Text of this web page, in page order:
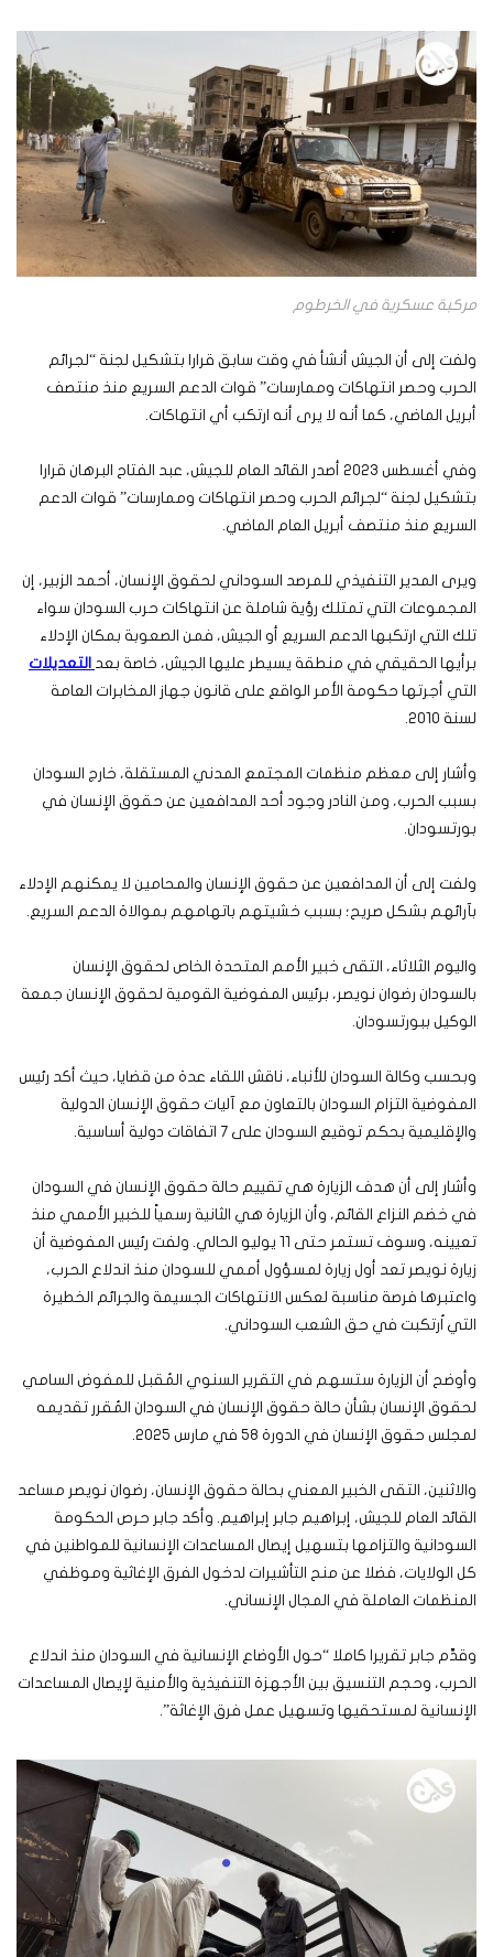
مركبة عسكرية في الخرطوم
ولفت إلى أن الجيش أنشأ في وقت سابق قرارا بتشكيل لجنة “لجرائم
الحرب وحصر انتهاكات وممارسات” قوات الدعم السريع منذ منتصف
أبريل الماضي، كما أنه لا يرى أنه ارتكب أي انتهاكات.
وفي أغسطس 2023 أصدر القائد العام للجيش، عبد الفتاح البرهان قرارا
بتشكيل لجنة “لجرائم الحرب وحصر انتهاكات وممارسات” قوات الدعم
السريع منذ منتصف أبريل العام الماضي.
ويرى المدير التنفيذي للمرصد السوداني لحقوق الإنسان، أحمد الزبير، إن
المجموعات التي تمتلك رؤية شاملة عن انتهاكات حرب السودان سواء
تلك التي ارتكبها الدعم السريع أو الجيش، فمن الصعوبة بمكان الإدلاء
برأيها الحقيقي في منطقة يسيطر عليها الجيش، خاصة بعد التعديلات
التي أجرتها حكومة الأمر الواقع على قانون جهاز المخابرات العامة
لسنة 2010.
وأشار إلى معظم منظمات المجتمع المدني المستقلة، خارج السودان
بسبب الحرب، ومن النادر وجود أحد المدافعين عن حقوق الإنسان في
بورتسودان.
ولفت إلى أن المدافعين عن حقوق الإنسان والمحامين لا يمكنهم الإدلاء
بآرائهم بشكل صريح؛ بسبب خشيتهم باتهامهم بموالاة الدعم السريع.
واليوم الثلاثاء، التقى خبير الأمم المتحدة الخاص لحقوق الإنسان
بالسودان رضوان نويصر، برئيس المفوضية القومية لحقوق الإنسان جمعة
الوكيل ببورتسودان.
وبحسب وكالة السودان للأنباء، ناقش اللقاء عدة من قضايا، حيث أكد رئيس
المفوضية التزام السودان بالتعاون مع آليات حقوق الإنسان الدولية
والإقليمية بحكم توقيع السودان على 7 اتفاقات دولية أساسية.
وأشار إلى أن هدف الزيارة هي تقييم حالة حقوق الإنسان في السودان
في خضم النزاع القائم، وأن الزيارة هي الثانية رسمياً للخبير الأممي منذ
تعيينه، وسوف تستمر حتى 11 يوليو الحالي. ولفت رئيس المفوضية أن
زيارة نويصر تعد أول زيارة لمسؤول أممي للسودان منذ اندلاع الحرب،
واعتبرها فرصة مناسبة لعكس الانتهاكات الجسيمة والجرائم الخطيرة
التي اُرتكبت في حق الشعب السوداني.
وأوضح أن الزيارة ستسهم في التقرير السنوي المُقبل للمفوض السامي
لحقوق الإنسان بشأن حالة حقوق الإنسان في السودان المُقرر تقديمه
لمجلس حقوق الإنسان في الدورة 58 في مارس 2025.
والاثنين، التقى الخبير المعني بحالة حقوق الإنسان، رضوان نويصر مساعد
القائد العام للجيش، إبراهيم جابر إبراهيم. وأكد جابر حرص الحكومة
السودانية والتزامها بتسهيل إيصال المساعدات الإنسانية للمواطنين في
كل الولايات، فضلا عن منح التأشيرات لدخول الفرق الإغاثية وموظفي
المنظمات العاملة في المجال الإنساني.
وقدَّم جابر تقريرا كاملا “حول الأوضاع الإنسانية في السودان منذ اندلاع
الحرب، وحجم التنسيق بين الأجهزة التنفيذية والأمنية لإيصال المساعدات
الإنسانية لمستحقيها وتسهيل عمل فرق الإغاثة”.